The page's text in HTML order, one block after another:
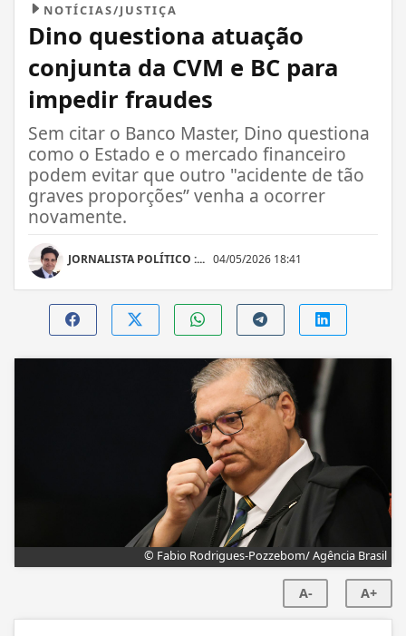
NOTÍCIAS/JUSTIÇA
Dino questiona atuação
conjunta da CVM e BC para
impedir fraudes
Sem citar o Banco Master, Dino questiona
como o Estado e o mercado financeiro
podem evitar que outro "acidente de tão
graves proporções” venha a ocorrer
novamente.
JORNALISTA POLÍTICO :... 04/05/2026 18:41
© Fabio Rodrigues-Pozzebom/ Agência Brasil
A- A+